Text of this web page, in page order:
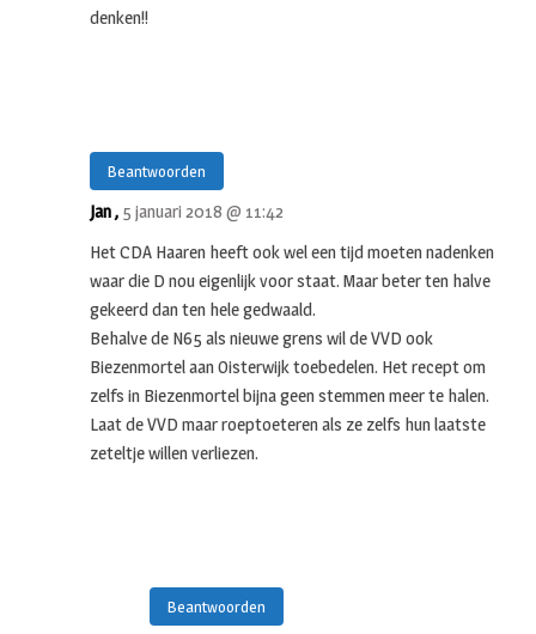
denken!!
Beantwoorden
Jan , 5 januari 2018 @ 11:42
Het CDA Haaren heeft ook wel een tijd moeten nadenken
waar die D nou eigenlijk voor staat. Maar beter ten halve
gekeerd dan ten hele gedwaald.
Behalve de N65 als nieuwe grens wil de VVD ook
Biezenmortel aan Oisterwijk toebedelen. Het recept om
zelfs in Biezenmortel bijna geen stemmen meer te halen.
Laat de VVD maar roeptoeteren als ze zelfs hun laatste
zeteltje willen verliezen.
Beantwoorden